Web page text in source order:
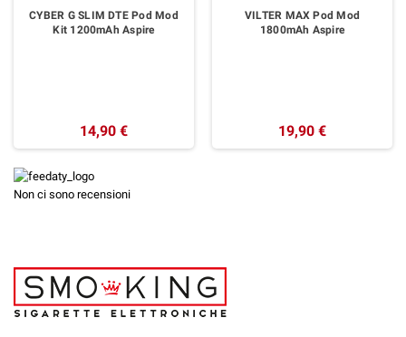
CYBER G SLIM DTE Pod Mod
Kit 1200mAh Aspire
14,90 €
VILTER MAX Pod Mod
1800mAh Aspire
19,90 €
Non ci sono recensioni